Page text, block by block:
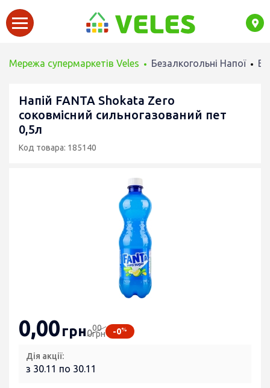
Мережа супермаркетів Veles Безалкогольні Напої
Напій FANTA Shokata Zero
соковмісний сильногазований пет
0,5л
Код товара: 185140
0,00грн000
грн -0%
Дія акції:
з 30.11 по 30.11